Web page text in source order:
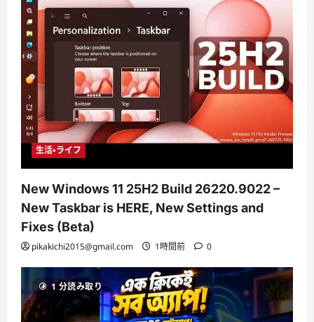
生活・ライフ
New Windows 11 25H2 Build 26220.9022 –
New Taskbar is HERE, New Settings and
Fixes (Beta)
pikakichi2015@gmail.com 1時間前 0
1 分読み取り